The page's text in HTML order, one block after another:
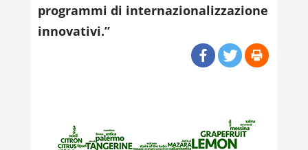
programmi di internazionalizzazione
innovativi.”